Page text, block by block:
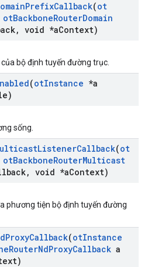
PrefixCallback(ot
otBackboneRouterDomain
, void *aContext)
bộ định tuyến đường trục.
(otInstance *a
sống.
ListenerCallback(ot
otBackboneRouterMulticast
, void *aContext)
phương tiện bộ định tuyến đường
ProxyCallback(otInstance
RouterNdProxyCallback a